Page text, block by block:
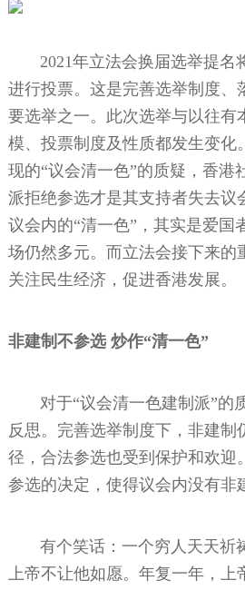
2021年立法会换届选举提名
进行投票。这是完善选举制度、
要选举之一。此次选举与以往有
模、投票制度及性质都发生变化
现的“议会清一色”的质疑，香港
派拒绝参选才是其支持者失去议
议会内的“清一色”，其实是爱国
场仍然多元。而立法会接下来的
关注民生经济，促进香港发展。
非建制不参选 炒作“清一色”
对于“议会清一色建制派”的
反思。完善选举制度下，非建制
径，合法参选也受到保护和欢迎
参选的决定，使得议会内没有非
有个笑话：一个穷人天天祈
上帝不让他如愿。年复一年，